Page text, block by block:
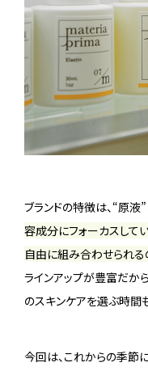
ブランドの特徴は、“原液
容成分にフォーカスして
自由に組み合わせられ
ラインアップが豊富だか
のスキンケアを選ぶ時間
今回は、これからの季節